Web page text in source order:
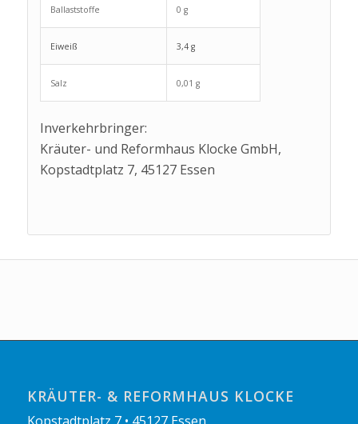
Ballaststoffe 0 g
Eiweiß 3,4 g
Salz 0,01 g
Inverkehrbringer:
Kräuter- und Reformhaus Klocke GmbH,
Kopstadtplatz 7, 45127 Essen
KRÄUTER- & REFORMHAUS KLOCKE